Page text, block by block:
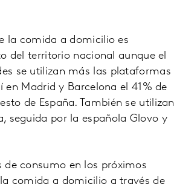
la comida a domicilio es
del territorio nacional aunque el
se utilizan más las plataformas
en Madrid y Barcelona el 41% de
de España. También se utilizan
seguida por la española Glovo y
de consumo en los próximos
comida a domicilio a través de